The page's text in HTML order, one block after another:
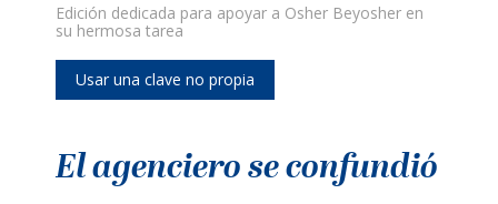
Edición dedicada para apoyar a Osher Beyosher en
su hermosa tarea
Usar una clave no propia
El agenciero se confundió